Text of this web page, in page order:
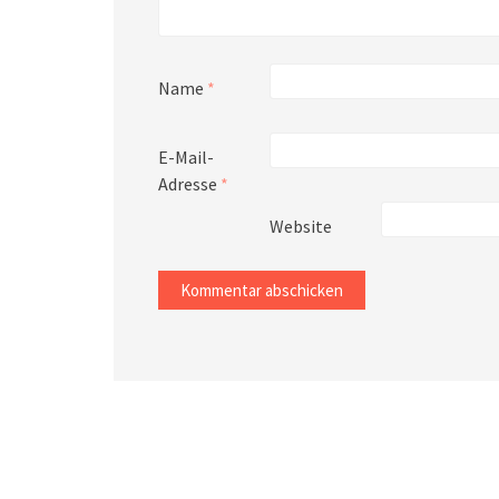
Name *
E-Mail-
Adresse *
Website